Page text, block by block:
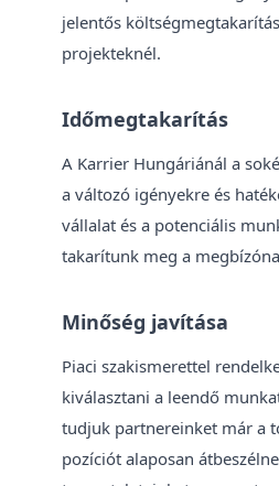
jelentős
projekteknél.
Időmegtakarítás
A Karrier Hungáriánál a
a változó igényekre és
vállalat és a potenciális
takarítunk meg a
Minőség javítása
Piaci szakismerettel
kiválasztani a leendő
tudjuk partnereinket már a
pozíciót alaposan